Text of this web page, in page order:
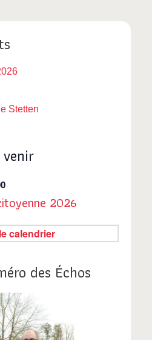
Stetten
2026
calendrier
des Échos